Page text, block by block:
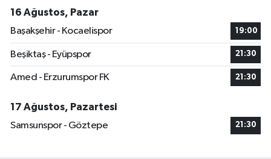
16 Ağustos, Pazar
Başakşehir - Kocaelispor
19:00
Beşiktaş - Eyüpspor 21:30
Amed - Erzurumspor FK 21:30
17 Ağustos, Pazartesi
Samsunspor - Göztepe
21:30